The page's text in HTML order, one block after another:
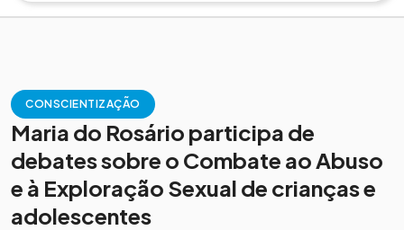
CONSCIENTIZAÇÃO
Maria do Rosário participa de
debates sobre o Combate ao Abuso
e à Exploração Sexual de crianças e
adolescentes